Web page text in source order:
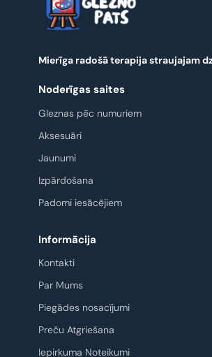
Mierīga radošā terapija straujajam
Noderīgas saites
Gleznas pēc numuriem
Aksesuāri
Jaunumi
Izpārdošana
Padomi iesācējiem
Informācija
Kontakti
Par Mums
Piegādes nosacījumi
Preču Atgriešana
Iepirkuma Noteikumi